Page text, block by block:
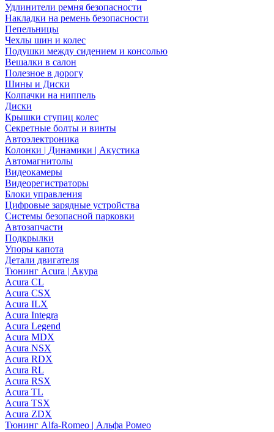
Удлинители ремня безопасности
Накладки на ремень безопасности
Пепельницы
Чехлы шин и колес
Подушки между сидением и консолью
Вешалки в салон
Полезное в дорогу
Шины и Диски
Колпачки на ниппель
Диски
Крышки ступиц колес
Секретные болты и винты
Автоэлектроника
Колонки | Динамики | Акустика
Автомагнитолы
Видеокамеры
Видеорегистраторы
Блоки управления
Цифровые зарядные устройства
Системы безопасной парковки
Автозапчасти
Подкрылки
Упоры капота
Детали двигателя
Тюнинг Acura | Акура
Acura CL
Acura CSX
Acura ILX
Acura Integra
Acura Legend
Acura MDX
Acura NSX
Acura RDX
Acura RL
Acura RSX
Acura TL
Acura TSX
Acura ZDX
Тюнинг Alfa-Romeo | Альфа Ромео